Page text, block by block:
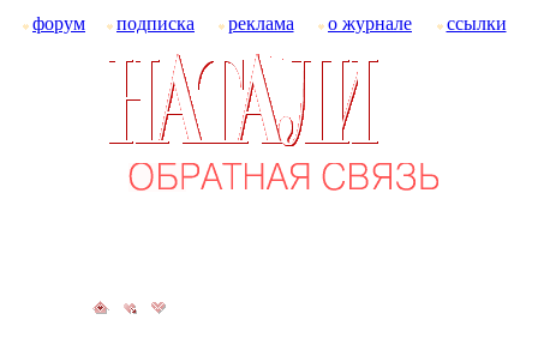
форум подписка реклама о журнале ссылки